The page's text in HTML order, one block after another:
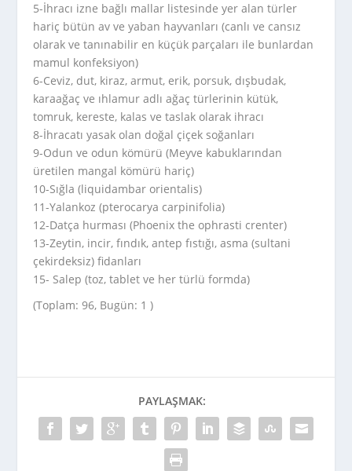
5-İhracı izne bağlı mallar listesinde yer alan türler
hariç bütün av ve yaban hayvanları (canlı ve cansız
olarak ve tanınabilir en küçük parçaları ile bunlardan
mamul konfeksiyon)
6-Ceviz, dut, kiraz, armut, erik, porsuk, dışbudak,
karaağaç ve ıhlamur adlı ağaç türlerinin kütük,
tomruk, kereste, kalas ve taslak olarak ihracı
8-İhracatı yasak olan doğal çiçek soğanları
9-Odun ve odun kömürü (Meyve kabuklarından
üretilen mangal kömürü hariç)
10-Sığla (liquidambar orientalis)
11-Yalankoz (pterocarya carpinifolia)
12-Datça hurması (Phoenix the ophrasti crenter)
13-Zeytin, incir, fındık, antep fıstığı, asma (sultani
çekirdeksiz) fidanları
15- Salep (toz, tablet ve her türlü formda)
(Toplam: 96, Bugün: 1 )
PAYLAŞMAK: